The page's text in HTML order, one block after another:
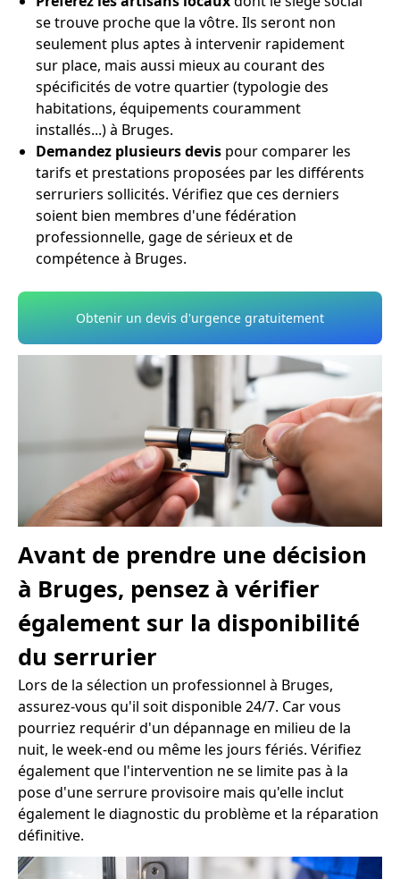
se trouve proche que la vôtre. Ils seront non
seulement plus aptes à intervenir rapidement
sur place, mais aussi mieux au courant des
spécificités de votre quartier (typologie des
habitations, équipements couramment
installés...) à Bruges.
Demandez plusieurs devis pour comparer les
tarifs et prestations proposées par les différents
serruriers sollicités. Vérifiez que ces derniers
soient bien membres d'une fédération
professionnelle, gage de sérieux et de
compétence à Bruges.
Obtenir un devis d'urgence gratuitement
Avant de prendre une décision
à Bruges, pensez à vérifier
également sur la disponibilité
du serrurier
Lors de la sélection un professionnel à Bruges,
assurez-vous qu'il soit disponible 24/7. Car vous
pourriez requérir d'un dépannage en milieu de la
nuit, le week-end ou même les jours fériés. Vérifiez
également que l'intervention ne se limite pas à la
pose d'une serrure provisoire mais qu'elle inclut
également le diagnostic du problème et la réparation
définitive.